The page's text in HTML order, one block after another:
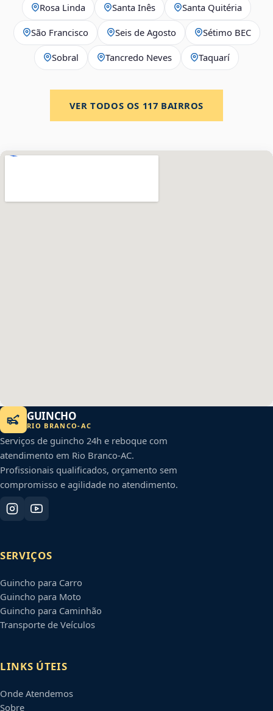
Rosa Linda Santa Inês Santa Quitéria
São Francisco Seis de Agosto Sétimo BEC
Sobral Tancredo Neves Taquarí
VER TODOS OS 117 BAIRROS
GUINCHO
RIO BRANCO-AC
Serviços de guincho 24h e reboque com
atendimento em Rio Branco-AC.
Profissionais qualificados, orçamento sem
compromisso e agilidade no atendimento.
SERVIÇOS
Guincho para Carro
Guincho para Moto
Guincho para Caminhão
Transporte de Veículos
LINKS ÚTEIS
Onde Atendemos
Sobre